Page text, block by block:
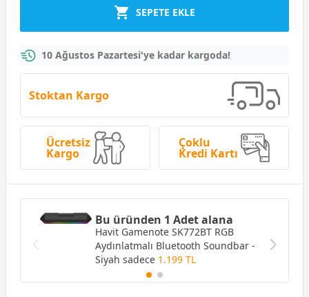
SEPETE EKLE
10 Ağustos Pazartesi'ye kadar kargoda!
Stoktan Kargo
Ücretsiz
Kargo
Çoklu
Kredi Kartı
Bu üründen 1 Adet alana
Havit Gamenote SK772BT RGB
Aydınlatmalı Bluetooth Soundbar -
Siyah sadece 1.199 TL